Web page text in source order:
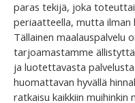
paras tekijä, joka
periaatteella, mutta ilman
Tällainen maalauspalvelu
tarjoamastamme
ja luotettavasta
huomattavan hyvällä
ratkaisu kaikkiin